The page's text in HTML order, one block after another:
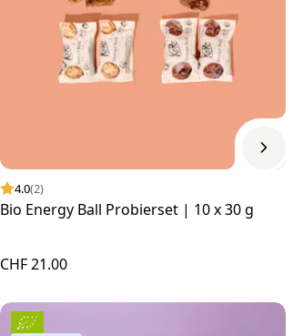
4.0(2)
Bio Energy Ball Probierset | 10 x 30 g
CHF 21.00